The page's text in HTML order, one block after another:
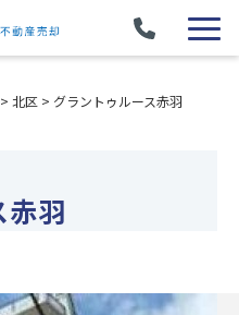
> 北区 > グラントゥルース赤羽
羽